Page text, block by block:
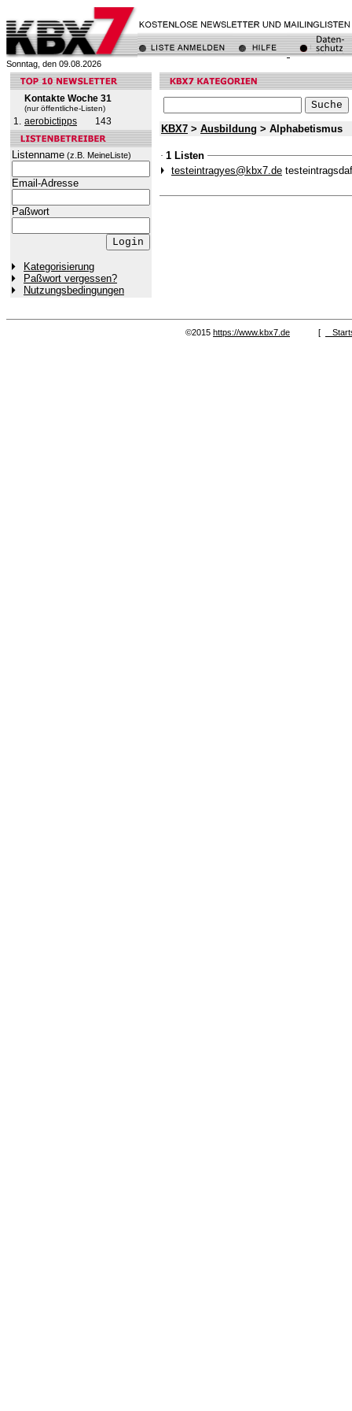
Sonntag, den 09.08.2026
Kontakte Woche 31
(nur öffentliche-Listen)
1. aerobictipps 143
Listenname (z.B. MeineListe)
Email-Adresse
Paßwort
Kategorisierung
Paßwort vergessen?
Nutzungsbedingungen
KBX7 > Ausbildung > Alphabetismus
1 Listen
testeintragyes@kbx7.de
©2015 https://www.kbx7.de [